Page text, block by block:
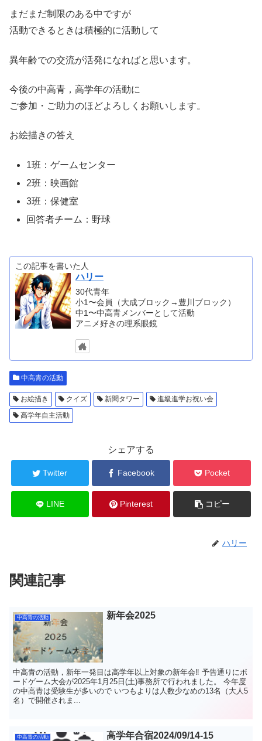
まだまだ制限のある中ですが
活動できるときは積極的に活動して
異年齢での交流が活発になればと思います。
今後の中高青，高学年の活動に
ご参加・ご助力のほどよろしくお願いします。
お絵描きの答え
1班：ゲームセンター
2班：映画館
3班：保健室
回答者チーム：野球
この記事を書いた人
ハリー
30代青年
小1〜会員（大成ブロック→豊川ブロック）
中1〜中高青メンバーとして活動
アニメ好きの理系眼鏡
中高青の活動
お絵描き クイズ 新聞タワー
進級進学お祝い会
高学年自主活動
シェアする
Twitter Facebook Pocket
LINE Pinterest コピー
ハリー
関連記事
中高青の活動 新年会2025
中高青の活動，新年一発目は高学年以上対象の新年会‼︎ 予告通りにボ
ードゲーム大会が2025年1月25日(土)事務所で行われました。 今年度
の中高青は受験生が多いので いつもよりは人数少なめの13名（大人5
名）で開催されま...
中高青の活動 高学年合宿2024/09/14-15